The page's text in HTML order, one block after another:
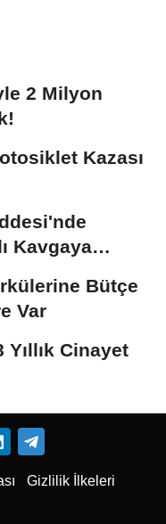
2 Milyon
Kazası
Kavgaya
Bütçe
Var
Yıllık Cinayet
Gizlilik İlkeleri